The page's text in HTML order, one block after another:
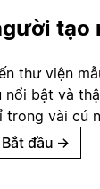
tạo
thư viện
nổi bật và
trong vài cú
Bắt đầu →